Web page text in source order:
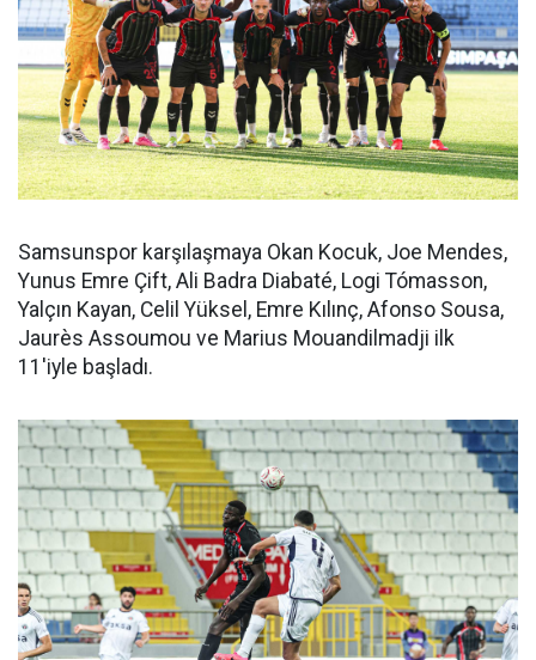
Samsunspor karşılaşmaya Okan Kocuk, Joe Mendes,
Yunus Emre Çift, Ali Badra Diabaté, Logi Tómasson,
Yalçın Kayan, Celil Yüksel, Emre Kılınç, Afonso Sousa,
Jaurès Assoumou ve Marius Mouandilmadji ilk
11'iyle başladı.